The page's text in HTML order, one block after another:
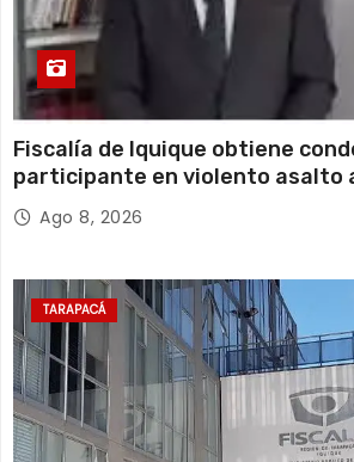
Fiscalía de Iquique obtiene
participante en violento asalto
Ago 8, 2026
TARAPACÁ